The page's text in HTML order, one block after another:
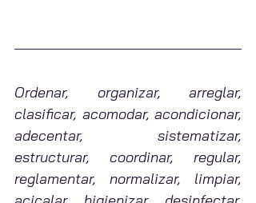
Ordenar, organizar, arreglar,
clasificar, acomodar, acondicionar,
adecentar, sistematizar,
estructurar, coordinar, regular,
reglamentar, normalizar, limpiar,